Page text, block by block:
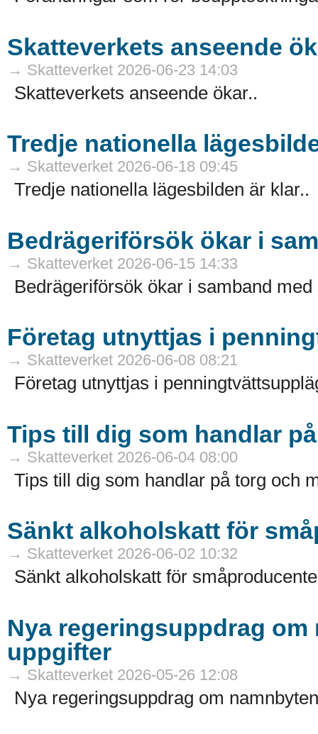
Skatteverkets anseende
→ Skatteverket 2026-06-23 14:03
Skatteverkets anseende ökar..
Tredje nationella
→ Skatteverket 2026-06-18 09:45
Tredje nationella lägesbilden är klar..
Bedrägeriförsök ökar i
→ Skatteverket 2026-06-15 14:33
Bedrägeriförsök ökar i samband
Företag utnyttjas i
→ Skatteverket 2026-06-08 08:21
Företag utnyttjas i
Tips till dig som handlar
→ Skatteverket 2026-06-04 08:00
Tips till dig som handlar på torg och
Sänkt alkoholskatt för
→ Skatteverket 2026-06-02 10:32
Sänkt alkoholskatt för
Nya regeringsuppdrag
uppgifter
→ Skatteverket 2026-05-26 12:08
Nya regeringsuppdrag om